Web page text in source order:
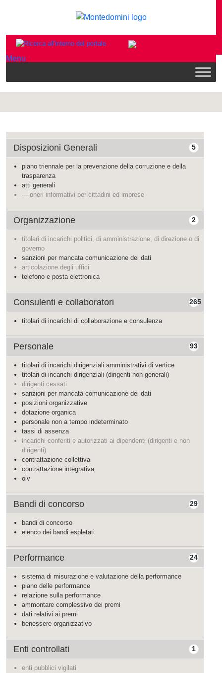
Menu
5
Disposizioni Generali
piano triennale per la prevenzione della corruzione e della
trasparenza
atti generali
--- oneri informativi per cittadini ed imprese
2
Organizzazione
titolari di incarichi politici, di amministrazione, di direzione o di
governo
sanzioni per mancata comunicazione dei dati
articolazione degli uffici
telefono e posta elettronica
265
Consulenti e collaboratori
titolari di incarichi di collaborazione e consulenza
93
Personale
titolari di incarichi dirigenziali amministrativi di vertice
titolari di incarichi dirigenziali (dirigenti non generali)
dirigenti cessati
sanzioni per mancata comunicazione dei dati
posizioni organizzative
dotazione organica
personale non a tempo indeterminato
tassi di assenza
incarichi conferiti e autorizzati ai dipendenti (dirigenti e non
dirigenti)
contrattazione collettiva
contrattazione integrativa
oiv
29
Bandi di concorso
bandi di concorso
elenco dei bandi espletati
24
Performance
sistema di misurazione e valutazione della performance
piano delle performance
relazione sulla performance
ammontare complessivo dei premi
dati relativi ai premi
benessere organizzativo
1
Enti controllati
enti pubblici vigilati